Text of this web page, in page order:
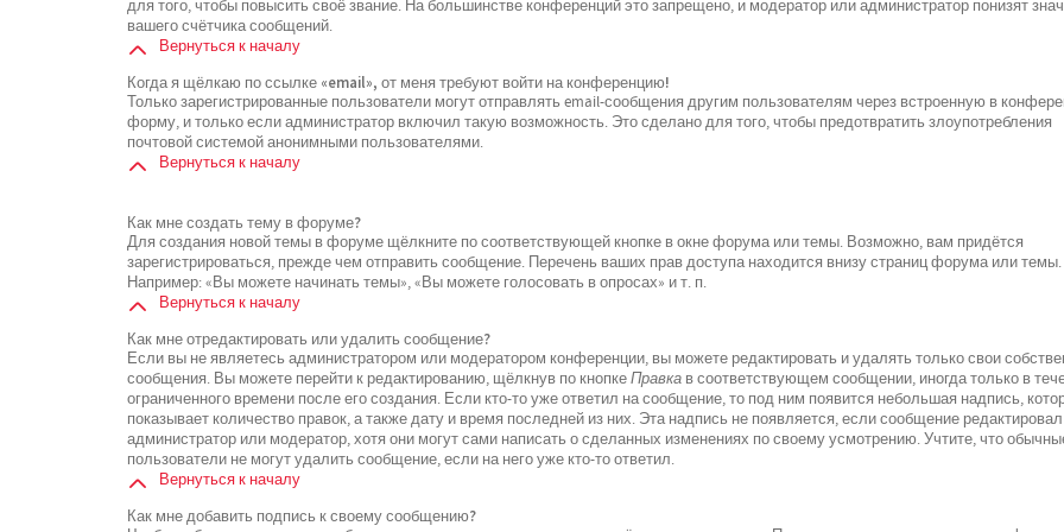
для того, чтобы повысить своё звание. На большинстве конференций это запрещено, и модератор или администратор понизят
вашего счётчика сообщений.
Вернуться к началу
Когда я щёлкаю по ссылке «email», от меня требуют войти на конференцию!
Только зарегистрированные пользователи могут отправлять email-сообщения другим пользователям через встроенную в
форму, и только если администратор включил такую возможность. Это сделано для того, чтобы предотвратить злоупотребления
почтовой системой анонимными пользователями.
Вернуться к началу
Как мне создать тему в форуме?
Для создания новой темы в форуме щёлкните по соответствующей кнопке в окне форума или темы. Возможно, вам придётся
зарегистрироваться, прежде чем отправить сообщение. Перечень ваших прав доступа находится внизу страниц форума или темы.
Например: «Вы можете начинать темы», «Вы можете голосовать в опросах» и т. п.
Вернуться к началу
Как мне отредактировать или удалить сообщение?
Если вы не являетесь администратором или модератором конференции, вы можете редактировать и удалять только свои
сообщения. Вы можете перейти к редактированию, щёлкнув по кнопкеПравка в соответствующем сообщении, иногда только в
ограниченного времени после его создания. Если кто-то уже ответил на сообщение, то под ним появится небольшая надпись,
показывает количество правок, а также дату и время последней из них. Эта надпись не появляется, если сообщение редактировал
администратор или модератор, хотя они могут сами написать о сделанных изменениях по своему усмотрению. Учтите, что
пользователи не могут удалить сообщение, если на него уже кто-то ответил.
Вернуться к началу
Как мне добавить подпись к своему сообщению?